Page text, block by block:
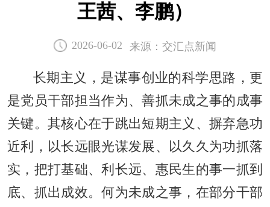
王茜、李鹏）
2026-06-02 来源：交汇点新闻
长期主义，是谋事创业的科学思路，更
是党员干部担当作为、善抓未成之事的成事
关键。其核心在于跳出短期主义、摒弃急功
近利，以长远眼光谋发展、以久久为功抓落
实，把打基础、利长远、惠民生的事一抓到
底、抓出成效。何为未成之事，在部分干部